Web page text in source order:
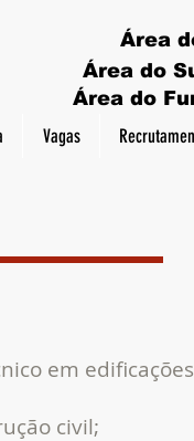
Área
Área do
Vagas
Área do
em
civil;